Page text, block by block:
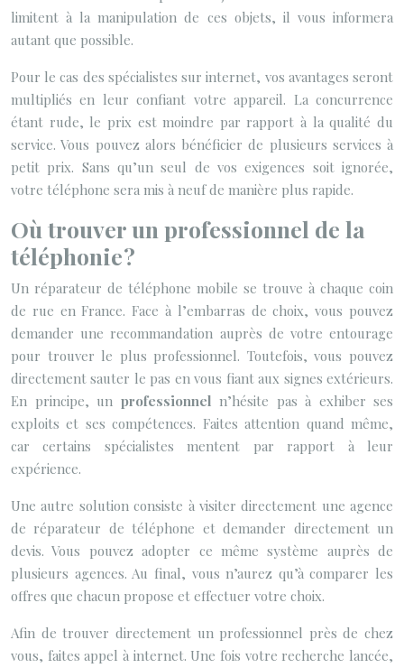
limitent à la manipulation de ces objets, il vous informera
autant que possible.
Pour le cas des spécialistes sur internet, vos avantages seront
multipliés en leur confiant votre appareil. La concurrence
étant rude, le prix est moindre par rapport à la qualité du
service. Vous pouvez alors bénéficier de plusieurs services à
petit prix. Sans qu’un seul de vos exigences soit ignorée,
votre téléphone sera mis à neuf de manière plus rapide.
Où trouver un professionnel de la
téléphonie ?
Un réparateur de téléphone mobile se trouve à chaque coin
de rue en France. Face à l’embarras de choix, vous pouvez
demander une recommandation auprès de votre entourage
pour trouver le plus professionnel. Toutefois, vous pouvez
directement sauter le pas en vous fiant aux signes extérieurs.
En principe, un professionnel n’hésite pas à exhiber ses
exploits et ses compétences. Faites attention quand même,
car certains spécialistes mentent par rapport à leur
expérience.
Une autre solution consiste à visiter directement une agence
de réparateur de téléphone et demander directement un
devis. Vous pouvez adopter ce même système auprès de
plusieurs agences. Au final, vous n’aurez qu’à comparer les
offres que chacun propose et effectuer votre choix.
Afin de trouver directement un professionnel près de chez
vous, faites appel à internet. Une fois votre recherche lancée,